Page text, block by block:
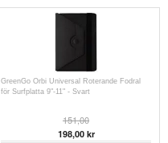
GreenGo Orbi Universal Roterande Fodral
för Surfplatta 9"-11" - Svart
151,00
198,00kr